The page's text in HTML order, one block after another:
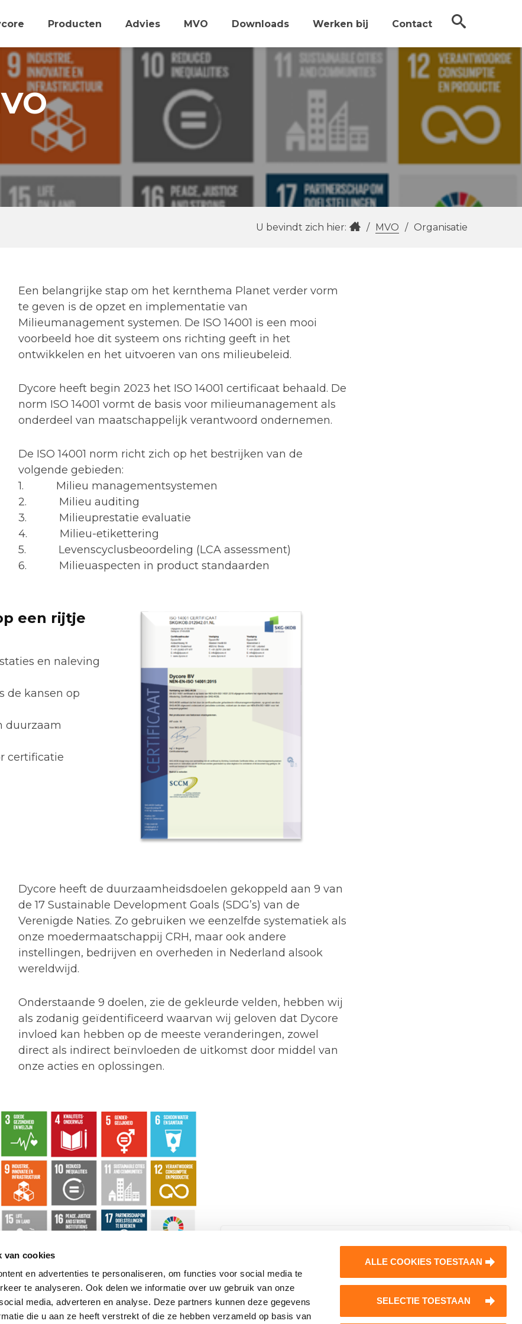
van cookies
en advertenties te personaliseren, om functies voor social media te
te analyseren. Ook delen we informatie over uw gebruik van onze
media, adverteren en analyse. Deze partners kunnen deze gegevens
die u aan ze heeft verstrekt of die ze hebben verzameld op basis van
ALLE COOKIES TOESTAAN
SELECTIE TOESTAAN
Producten Advies MVO Downloads Werken bij Contact
U bevindt zich hier: / MVO / Organisatie
Een belangrijke stap om het kernthema Planet verder vorm
te geven is de opzet en implementatie van
Milieumanagement systemen. De ISO 14001 is een mooi
voorbeeld hoe dit systeem ons richting geeft in het
ontwikkelen en het uitvoeren van ons milieubeleid.
Dycore heeft begin 2023 het ISO 14001 certificaat behaald. De
norm ISO 14001 vormt de basis voor milieumanagement als
onderdeel van maatschappelijk verantwoord ondernemen.
De ISO 14001 norm richt zich op het bestrijken van de
volgende gebieden:
1. Milieu managementsystemen
2. Milieu auditing
3. Milieuprestatie evaluatie
4. Milieu-etikettering
5. Levenscyclusbeoordeling (LCA assessment)
6. Milieuaspecten in product standaarden
een rijtje
en naleving
de kansen op
duurzaam
certificatie
Dycore heeft de duurzaamheidsdoelen gekoppeld aan 9 van
de 17 Sustainable Development Goals (SDG’s) van de
Verenigde Naties. Zo gebruiken we eenzelfde systematiek als
onze moedermaatschappij CRH, maar ook andere
instellingen, bedrijven en overheden in Nederland alsook
wereldwijd.
Onderstaande 9 doelen, zie de gekleurde velden, hebben wij
als zodanig geïdentificeerd waarvan wij geloven dat Dycore
invloed kan hebben op de meeste veranderingen, zowel
direct als indirect beïnvloeden de uitkomst door middel van
onze acties en oplossingen.
Onze producten Dycore op Social Media
Werk jij regelmatig met Dycore
Meld je dan aan voor onze nieuwsbrief! Je
ontvangt regelmatig handige tips over de
verwerking van onze vloeren, interessante